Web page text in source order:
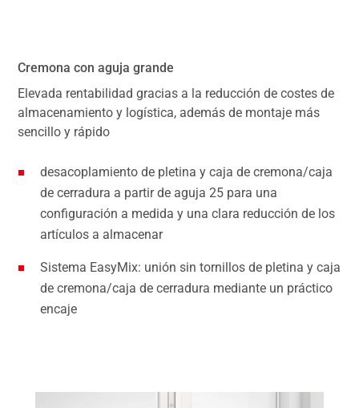
Cremona con aguja grande
Elevada rentabilidad gracias a la reducción de costes de
almacenamiento y logística, además de montaje más
sencillo y rápido
desacoplamiento de pletina y caja de cremona/caja
de cerradura a partir de aguja 25 para una
configuración a medida y una clara reducción de los
artículos a almacenar
Sistema EasyMix: unión sin tornillos de pletina y caja
de cremona/caja de cerradura mediante un práctico
encaje